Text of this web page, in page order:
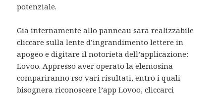
potenziale.
Gia internamente allo panneau sara realizzabile
cliccare sulla lente d’ingrandimento lettere in
apogeo e digitare il notorieta dell’applicazione:
Lovoo. Appresso aver operato la elemosina
compariranno rso vari risultati, entro i quali
bisognera riconoscere l’app Lovoo, cliccarci